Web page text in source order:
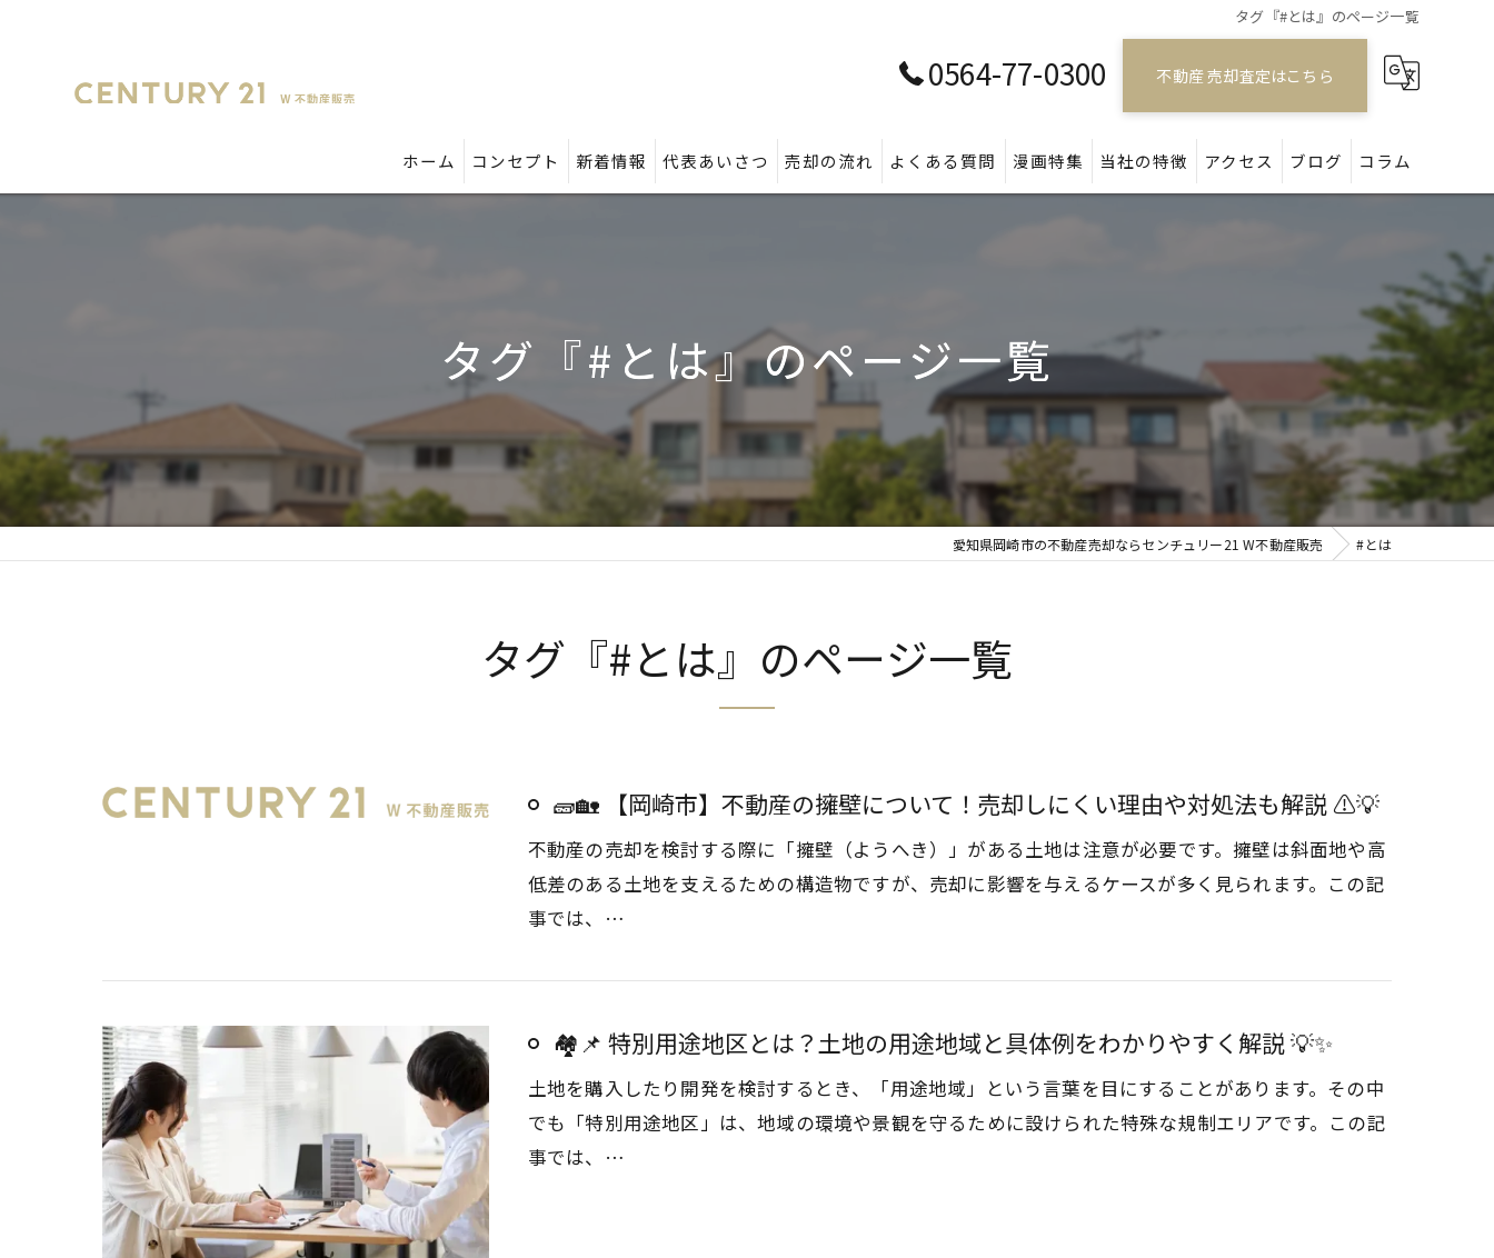
タグ『#とは』のページ一覧
0564-77-0300 不動産 売却査定はこちら
ホーム コンセプト 新着情報 代表あいさつ 売却の流れ よくある質問 漫画特集 当社の特徴
アパート
土地
空き家
アクセス ブログ コラム
タグ『#とは』のページ一覧
愛知県岡崎市の不動産売却ならセンチュリー21 W不動産販売 #とは
タグ『#とは』のページ一覧
🧱🏡 【岡崎市】不動産の擁壁について！売却しにくい理由や対処法も解説 ⚠️💡
不動産の売却を検討する際に「擁壁（ようへき）」がある土地は注意が必要です。擁壁は斜面地や高
低差のある土地を支えるための構造物ですが、売却に影響を与えるケースが多く見られます。この記
事では、…
🏘️📌 特別用途地区とは？土地の用途地域と具体例をわかりやすく解説 💡✨
土地を購入したり開発を検討するとき、「用途地域」という言葉を目にすることがあります。その中
でも「特別用途地区」は、地域の環境や景観を守るために設けられた特殊な規制エリアです。この記
事では、…